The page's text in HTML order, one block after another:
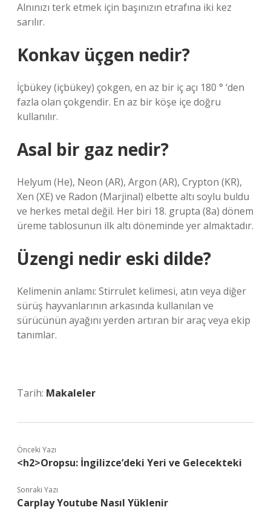
Alnınızı terk etmek için başınızın etrafına iki kez
sarılır.
Konkav üçgen nedir?
İçbükey (içbükey) çokgen, en az bir iç açı 180 ° ‘den
fazla olan çokgendir. En az bir köşe içe doğru
kullanılır.
Asal bir gaz nedir?
Helyum (He), Neon (AR), Argon (AR), Crypton (KR),
Xen (XE) ve Radon (Marjinal) elbette altı soylu buldu
ve herkes metal değil. Her biri 18. grupta (8a) dönem
üreme tablosunun ilk altı döneminde yer almaktadır.
Üzengi nedir eski dilde?
Kelimenin anlamı: Stirrulet kelimesi, atın veya diğer
sürüş hayvanlarının arkasında kullanılan ve
sürücünün ayağını yerden artıran bir araç veya ekip
tanımlar.
Tarih: Makaleler
Önceki Yazı
<h2>Oropsu: İngilizce’deki Yeri ve Gelecekteki
Sonraki Yazı
Carplay Youtube Nasıl Yüklenir